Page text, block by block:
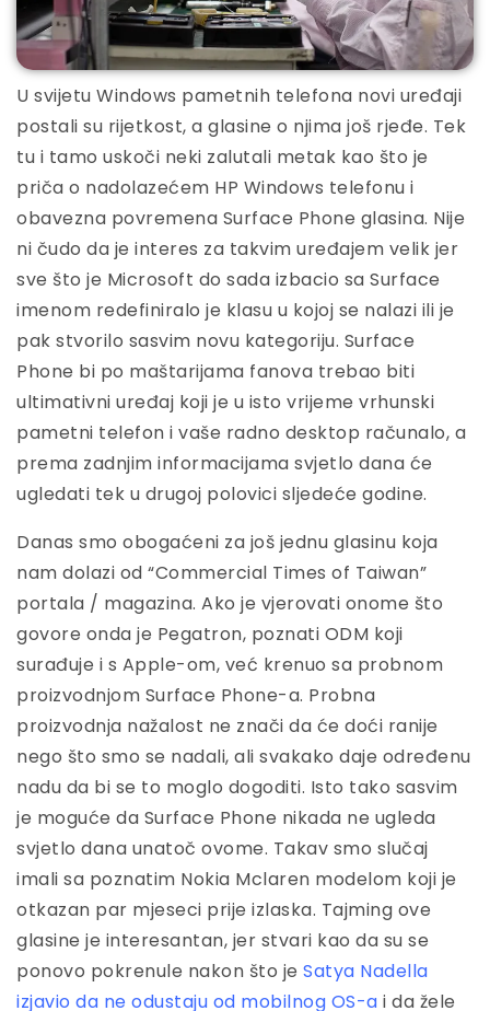
U svijetu Windows pametnih telefona novi uređaji
postali su rijetkost, a glasine o njima još rjeđe. Tek
tu i tamo uskoči neki zalutali metak kao što je
priča o nadolazećem HP Windows telefonu i
obavezna povremena Surface Phone glasina. Nije
ni čudo da je interes za takvim uređajem velik jer
sve što je Microsoft do sada izbacio sa Surface
imenom redefiniralo je klasu u kojoj se nalazi ili je
pak stvorilo sasvim novu kategoriju. Surface
Phone bi po maštarijama fanova trebao biti
ultimativni uređaj koji je u isto vrijeme vrhunski
pametni telefon i vaše radno desktop računalo, a
prema zadnjim informacijama svjetlo dana će
ugledati tek u drugoj polovici sljedeće godine.
Danas smo obogaćeni za još jednu glasinu koja
nam dolazi od “Commercial Times of Taiwan”
portala / magazina. Ako je vjerovati onome što
govore onda je Pegatron, poznati ODM koji
surađuje i s Apple-om, već krenuo sa probnom
proizvodnjom Surface Phone-a. Probna
proizvodnja nažalost ne znači da će doći ranije
nego što smo se nadali, ali svakako daje određenu
nadu da bi se to moglo dogoditi. Isto tako sasvim
je moguće da Surface Phone nikada ne ugleda
svjetlo dana unatoč ovome. Takav smo slučaj
imali sa poznatim Nokia Mclaren modelom koji je
otkazan par mjeseci prije izlaska. Tajming ove
glasine je interesantan, jer stvari kao da su se
ponovo pokrenule nakon što je Satya Nadella
izjavio da ne odustaju od mobilnog OS-a i da žele